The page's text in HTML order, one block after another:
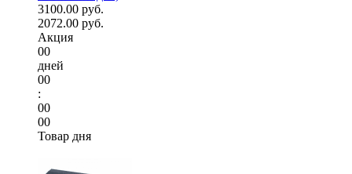
3100.00 руб.
2072.00 руб.
Акция
00
дней
00
:
00
00
Товар дня